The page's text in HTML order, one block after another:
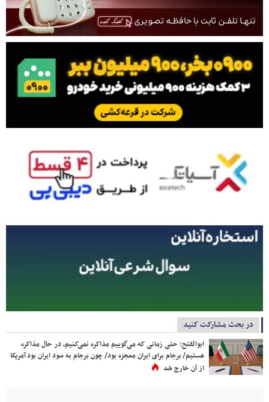
در بحث مشارکت کنید
ابوالفتح: حتی زمانی که می‌گوییم مذاکره نمی‌کنیم، در حال مذاکره
هستیم/ برجام برای ایران معجزه بود/ چون برجام به سود ایران بود آمریکا
از آن خارج شد